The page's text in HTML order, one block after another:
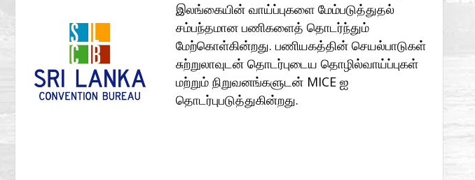
இலங்கையின் வாய்ப்புகளை மேம்படுத்துதல்
சம்பந்தமான பணிகளைத் தொடர்ந்தும்
மேற்கொள்கின்றது. பணியகத்தின் செயல்பாடுகள்
சுற்றுலாவுடன் தொடர்புடைய தொழில்வாய்ப்புகள்
மற்றும் நிறுவனங்களுடன் MICE ஐ
தொடர்புபடுத்துகின்றது.